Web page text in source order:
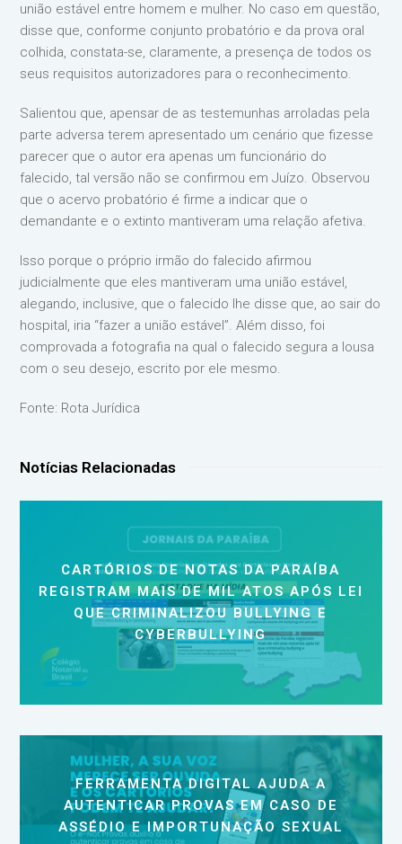
união estável entre homem e mulher. No caso em questão,
disse que, conforme conjunto probatório e da prova oral
colhida, constata-se, claramente, a presença de todos os
seus requisitos autorizadores para o reconhecimento.
Salientou que, apensar de as testemunhas arroladas pela
parte adversa terem apresentado um cenário que fizesse
parecer que o autor era apenas um funcionário do
falecido, tal versão não se confirmou em Juízo. Observou
que o acervo probatório é firme a indicar que o
demandante e o extinto mantiveram uma relação afetiva.
Isso porque o próprio irmão do falecido afirmou
judicialmente que eles mantiveram uma união estável,
alegando, inclusive, que o falecido lhe disse que, ao sair do
hospital, iria “fazer a união estável”. Além disso, foi
comprovada a fotografia na qual o falecido segura a lousa
com o seu desejo, escrito por ele mesmo.
Fonte: Rota Jurídica
Notícias Relacionadas
CARTÓRIOS DE NOTAS DA PARAÍBA
REGISTRAM MAIS DE MIL ATOS APÓS LEI
QUE CRIMINALIZOU BULLYING E
CYBERBULLYING
FERRAMENTA DIGITAL AJUDA A
AUTENTICAR PROVAS EM CASO DE
ASSÉDIO E IMPORTUNAÇÃO SEXUAL